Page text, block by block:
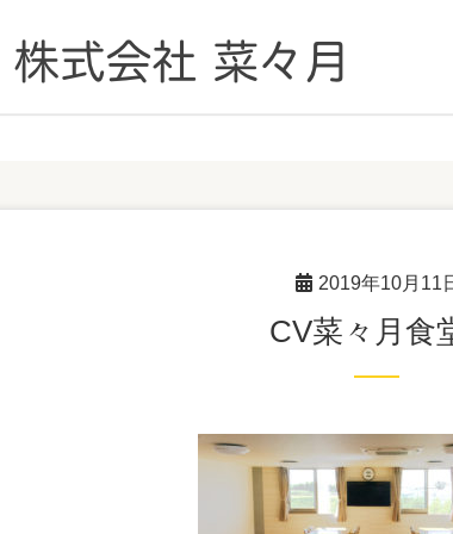
2019年10月11
CV菜々月食